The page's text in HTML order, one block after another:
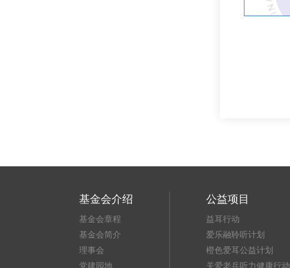
基金会介绍
基金会章程
基金会简介
理事会
党建园地
公益项目
益耳行动
爱乐融聆听计划
橙色爱耳公益计划
关爱老兵听力健康行动